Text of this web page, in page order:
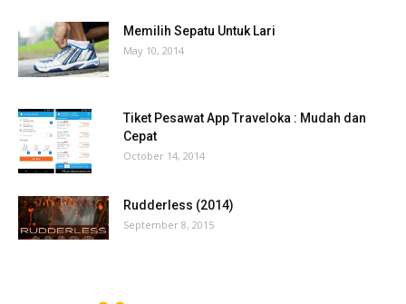
Memilih Sepatu Untuk Lari
May 10, 2014
Tiket Pesawat App Traveloka : Mudah dan
Cepat
October 14, 2014
Rudderless (2014)
September 8, 2015